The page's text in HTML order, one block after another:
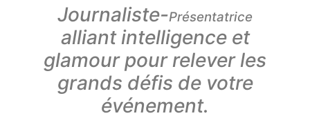
Journaliste-Présentatrice
alliant intelligence et
glamour pour relever les
grands défis de votre
événement.